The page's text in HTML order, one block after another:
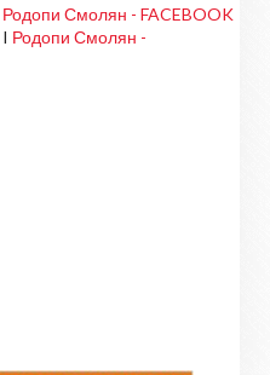
Родопи Смолян - FACEBOOK
I Родопи Смолян -